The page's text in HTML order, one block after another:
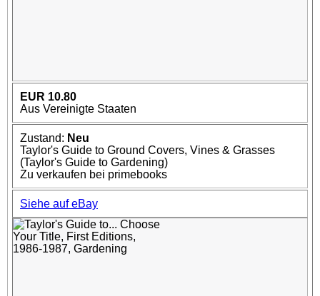
EUR 10.80
Aus Vereinigte Staaten
Zustand: Neu
Taylor's Guide to Ground Covers, Vines & Grasses
(Taylor's Guide to Gardening)
Zu verkaufen bei primebooks
Siehe auf eBay